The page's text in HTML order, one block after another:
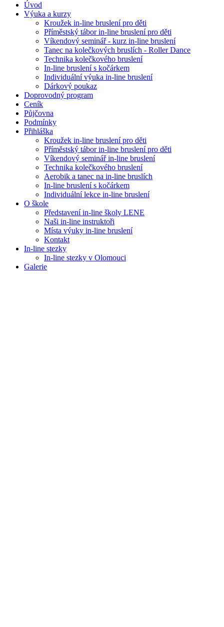
Úvod
Výuka a kurzy
Kroužek in-line bruslení pro děti
Příměstský tábor in-line bruslení pro děti
Víkendový seminář - kurz in-line bruslení
Tanec na kolečkových bruslích - Roller Dance
Technika kolečkového bruslení
In-line bruslení s kočárkem
Individuální výuka in-line bruslení
Dárkový poukaz
Doprovodný program
Ceník
Půjčovna
Podmínky
Přihláška
Kroužek in-line bruslení pro děti
Příměstský tábor in-line bruslení pro děti
Víkendový seminář in-line bruslení
Technika kolečkového bruslení
Aerobik a tanec na in-line bruslích
In-line bruslení s kočárkem
Individuální lekce in-line bruslení
O škole
Představení in-line školy LENE
Naši in-line instruktoři
Místa výuky in-line bruslení
Kontakt
In-line stezky
In-line stezky v Olomouci
Galerie